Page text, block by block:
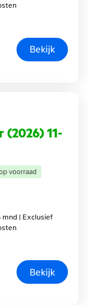
Bekijk
(2026) 11-
voorraad
mnd | Exclusief
Bekijk